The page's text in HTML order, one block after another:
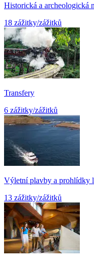
Historická a archeologická
18 zážitky/zážitků
Transfery
6 zážitky/zážitků
Výletní plavby a prohlídky
13 zážitky/zážitků